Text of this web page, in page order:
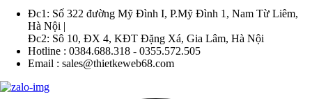
Đc1: Số 322 đường Mỹ Đình I, P.Mỹ Đình 1, Nam Từ Liêm,
Hà Nội |
Đc2: Sô 10, ĐX 4, KĐT Đặng Xá, Gia Lâm, Hà Nội
Hotline : 0384.688.318 - 0355.572.505
Email : sales@thietkeweb68.com